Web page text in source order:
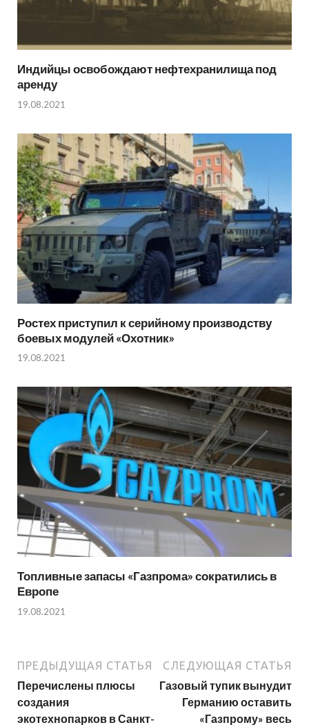
Индийцы освобождают нефтехранилища под
аренду
19.08.2021
Ростех приступил к серийному производству
боевых модулей «Охотник»
19.08.2021
Топливные запасы «Газпрома» сократились в
Европе
19.08.2021
ПРЕДЫДУЩАЯ СТАТЬЯ
Перечислены плюсы
создания
экотехнопарков в Санкт-
СЛЕДУЮЩАЯ СТАТЬЯ
Газовый тупик вынудит
Германию оставить
«Газпрому» весь